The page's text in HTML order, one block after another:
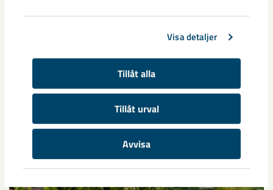
Visa detaljer
Tillåt alla
Tillåt urval
Avvisa